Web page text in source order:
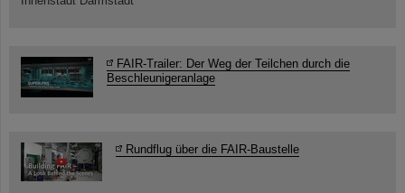
FAIR-Trailer: Der Weg der Teilchen durch die
Beschleunigeranlage
Rundflug über die FAIR-Baustelle